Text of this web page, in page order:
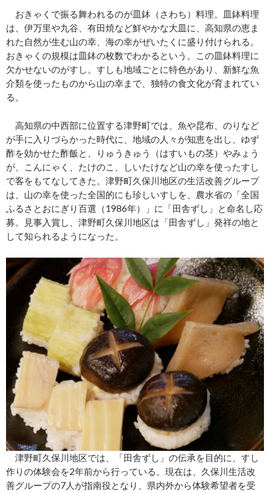
おきゃくで振る舞われるのが皿鉢（さわち）料理。皿鉢料理
は、伊万里や九谷、有田焼など鮮やかな大皿に、高知県の恵ま
れた自然が生む山の幸、海の幸がぜいたくに盛り付けられる。
おきゃくの規模は皿鉢の枚数でわかるという。この皿鉢料理に
欠かせないのがすし。すしも地域ごとに特色があり、新鮮な魚
介類を使ったものから山の幸まで、独特の食文化が育まれてい
る。
高知県の中西部に位置する津野町では、魚や昆布、のりなど
が手に入りづらかった時代に、地域の人々が知恵を出し、ゆず
酢を効かせた酢飯と、りゅうきゅう（はすいもの茎）やみょう
が、こんにゃく、たけのこ、しいたけなど山の幸を使ったすし
で客をもてなしてきた。津野町久保川地区の生活改善グループ
は、山の幸を使った全国的にも珍しいすしを、農水省の「全国
ふるさとおにぎり百選（1986年）」に「田舎ずし」と命名し応
募。見事入賞し、津野町久保川地区は「田舎ずし」発祥の地と
して知られるようになった。
津野町久保川地区では、「田舎ずし」の伝承を目的に、すし
作りの体験会を2年前から行っている。現在は、久保川生活改
善グループの7人が指南役となり、県内外から体験希望者を受